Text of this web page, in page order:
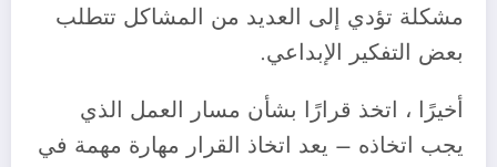
مشكلة تؤدي إلى العديد من المشاكل تتطلب
بعض التفكير الإبداعي.
‎أخيرًا ، اتخذ قرارًا بشأن مسار العمل الذي
يجب اتخاذه – يعد اتخاذ القرار مهارة مهمة في